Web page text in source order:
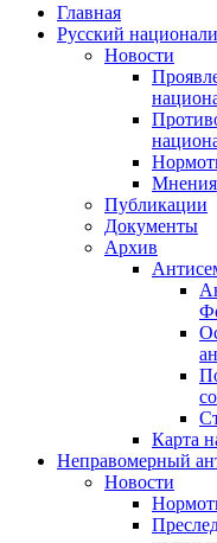
Главная
Русский
Новости
Мнения
Публикации
Документы
Архив
Карта
Неправомерный
Новости